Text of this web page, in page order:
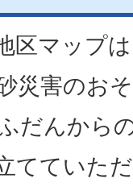
区マップ
災害のお
だんから
てていた